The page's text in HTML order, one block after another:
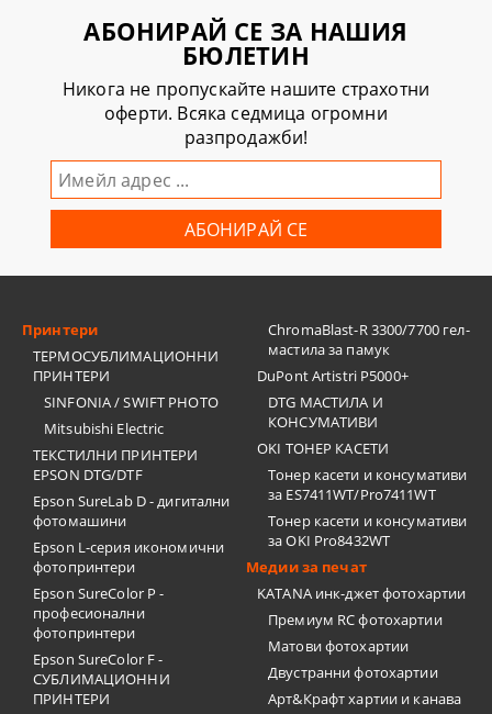
АБОНИРАЙ СЕ ЗА НАШИЯ
БЮЛЕТИН
Никога не пропускайте нашите страхотни
оферти. Всяка седмица огромни
разпродажби!
Принтери
ТЕРМОСУБЛИМАЦИОННИ
ПРИНТЕРИ
SINFONIA / SWIFT PHOTO
Mitsubishi Electric
ТЕКСТИЛНИ ПРИНТЕРИ
EPSON DTG/DTF
Epson SureLab D - дигитални
фотомашини
Epson L-серия икономични
фотопринтери
Epson SureColor P -
професионални
фотопринтери
Epson SureColor F -
СУБЛИМАЦИОННИ
ПРИНТЕРИ
ChromaBlast-R 3300/7700 гел-
мастила за памук
DuPont Artistri P5000+
DTG МАСТИЛА И
КОНСУМАТИВИ
OKI ТОНЕР КАСЕТИ
Тонер касети и консумативи
за ES7411WT/Pro7411WT
Тонер касети и консумативи
за OKI Pro8432WT
Медии за печат
KATANA инк-джет фотохартии
Премиум RC фотохартии
Матови фотохартии
Двустранни фотохартии
Арт&Крафт хартии и канава